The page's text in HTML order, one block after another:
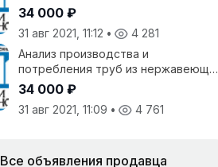
агломерата и окатыша в России
34 000 ₽
31 авг 2021, 11:12 •
4 281
Анализ производства и
потребления труб из нержавеющей
стали в России
34 000 ₽
31 авг 2021, 11:09 • 4 761
Все объявления продавца